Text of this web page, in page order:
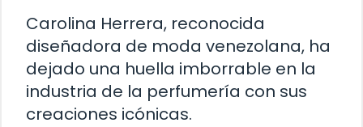
Carolina Herrera, reconocida
diseñadora de moda venezolana, ha
dejado una huella imborrable en la
industria de la perfumería con sus
creaciones icónicas.